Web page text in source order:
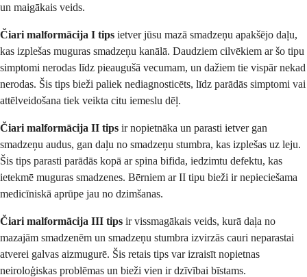
un maigākais veids.
Čiari malformācija I tips ietver jūsu mazā smadzeņu apakšējo daļu,
kas izplešas muguras smadzeņu kanālā. Daudziem cilvēkiem ar šo tipu
simptomi nerodas līdz pieaugušā vecumam, un dažiem tie vispār nekad
nerodas. Šis tips bieži paliek nediagnosticēts, līdz parādās simptomi vai
attēlveidošana tiek veikta citu iemeslu dēļ.
Čiari malformācija II tips ir nopietnāka un parasti ietver gan
smadzeņu audus, gan daļu no smadzeņu stumbra, kas izplešas uz leju.
Šis tips parasti parādās kopā ar spina bifida, iedzimtu defektu, kas
ietekmē muguras smadzenes. Bērniem ar II tipu bieži ir nepieciešama
medicīniskā aprūpe jau no dzimšanas.
Čiari malformācija III tips ir vissmagākais veids, kurā daļa no
mazajām smadzenēm un smadzeņu stumbra izvirzās cauri neparastai
atverei galvas aizmugurē. Šis retais tips var izraisīt nopietnas
neiroloģiskas problēmas un bieži vien ir dzīvībai bīstams.